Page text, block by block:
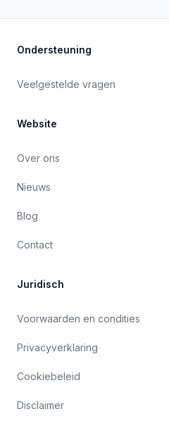
Ondersteuning
Veelgestelde vragen
Website
Over ons
Nieuws
Blog
Contact
Juridisch
Voorwaarden en condities
Privacyverklaring
Cookiebeleid
Disclaimer